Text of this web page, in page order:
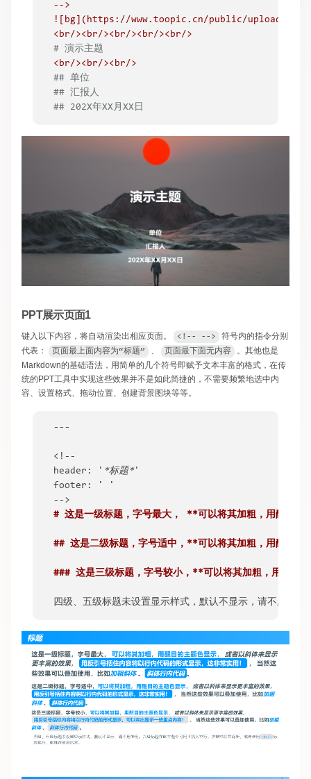
-->
![bg](https://www.toopic.cn/public/uploads/small/
<br/><br/><br/><br/><br/>
# 演示主题
<br/><br/><br/>
## 单位
## 汇报人
## 202X年XX月XX日
PPT展示页面1
键入以下内容，将自动渲染出相应页面。 <!-- -->
​符号内的指令分别
代表：
页面最上面内容为“标题” ​、 页面最下面无内容
​。其他也是
Markdown的基础语法，用简单的几个符号即赋予文本丰富的格式，在传
统的PPT工具中实现这些效果并不是如此简捷的，不需要频繁地选中内
容、设置格式、拖动位置、创建背景图块等等。
---
<!--
header: ' *标题*'
footer: ' '
# 这是一级标题，字号最大， **可以将其加粗，用醒目的
## 这是二级标题，字号适中， **可以将其加粗，用醒目的
### 这是三级标题，字号较小， **可以将其加粗，用醒目
四级、五级标题未设置显示样式，默认不显示，请不用使